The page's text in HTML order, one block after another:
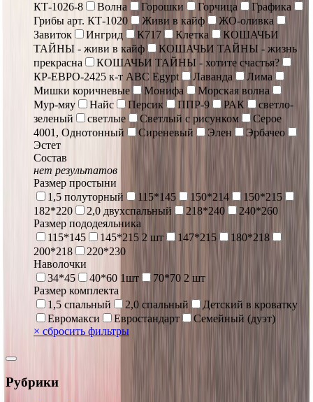
КТ-1026-8
Волна Горошки Горчица
Графика
Грибы арт. КТ-1020
Живи в кайф
ЖО-оливка
Завиток
Ингрид К717 Клетка
КОШАЧЬИ
ТАЙНЫ - живи в кайф
КОШАЧЬИ ТАЙНЫ - жизнь
прекрасна
КОШАЧЬИ ТАЙНЫ - хотите счастья?
КР-ЕВРО-2425 к-т ABC Egypt
Лаванда
Лима
Мишки коричневые
Монифа
Морская волна
Мур-мяу
Найс Персик ППР-9 РАК
светло-
зеленый
светлые Светлый с рисунком
Серое
4001, Однотонный
Сиреневый Элен
Эрбачео
Эстет
Состав
нет результатов
Размер простыни
1,5 полуторный
115*145 150*214
150*215
182*220
2,0 двухспальный 218*240
240*260
Размер пододеяльника
115*145
145*215 2 шт 147*215
180*218
200*218
220*230
Наволочки
34*45
40*60 1шт
70*70 2 шт
Размер комплекта
1,5 спальный
2,0 спальный
Детский в кроватку
Евромакси
Евростандарт
Семейный (дуэт)
× сбросить фильтры
Рубрики